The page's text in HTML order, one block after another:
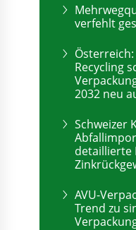
verfehlt
Österreich:
Recycling
2032 neu
Schweizer
detaillierte
AVU-
Trend zu